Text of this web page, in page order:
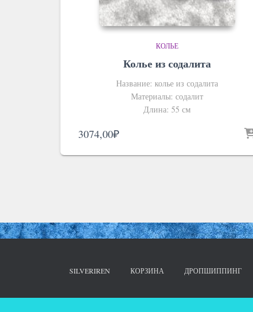
КОЛЬЕ
Колье из содалита
Название: колье из содалита
Материалы: содалит
Длина: 55 см
3074,00₽
SILVERIREN КОРЗИНА ДРОПШИППИНГ